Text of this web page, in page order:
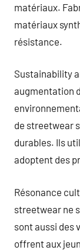
matériaux.
matériaux
résistance.
Sustainability
augmentation
de streetwear
durables. Ils
adoptent des
Résonance
streetwear ne
sont aussi des
offrent aux